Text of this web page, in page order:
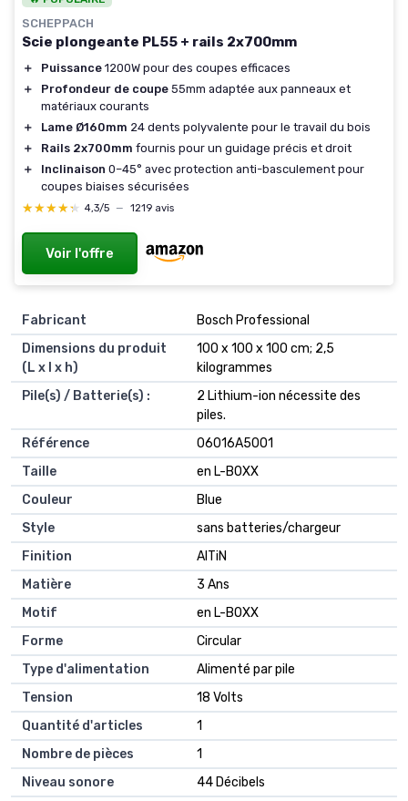
SCHEPPACH
Scie plongeante PL55 + rails 2x700mm
＋ Puissance 1200W pour des coupes efficaces
＋
Profondeur de coupe 55mm adaptée aux panneaux et
matériaux courants
＋
Lame Ø160mm 24 dents polyvalente pour le travail du bois
＋
Rails 2x700mm fournis pour un guidage précis et droit
＋
Inclinaison 0–45° avec protection anti-basculement pour
coupes biaises sécurisées
★★★★★
★★★★★ 4,3/5 — 1219 avis
Voir l'offre
Fabricant
‎Bosch Professional
Dimensions du produit
(L x l x h)
‎100 x 100 x 100 cm; 2,5
kilogrammes
Pile(s) / Batterie(s) :
‎2 Lithium-ion nécessite des
piles.
Référence
‎06016A5001
Taille
‎en L-BOXX
Couleur
‎Blue
Style
‎sans batteries/chargeur
Finition
‎AlTiN
Matière
‎3 Ans
Motif
‎en L-BOXX
Forme
‎Circular
Type d'alimentation
‎Alimenté par pile
Tension
‎18 Volts
Quantité d'articles
‎1
Nombre de pièces
‎1
Niveau sonore
‎44 Décibels